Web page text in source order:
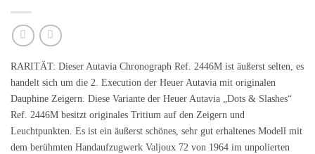
RARITÄT: Dieser Autavia Chronograph Ref. 2446M ist äußerst selten, es
handelt sich um die 2. Execution der Heuer Autavia mit originalen
Dauphine Zeigern. Diese Variante der Heuer Autavia
„Dots & Slashes“
Ref. 2446M besitzt originales Tritium auf den Zeigern und
Leuchtpunkten. Es ist ein äußerst schönes, sehr gut erhaltenes Modell mit
dem berühmten Handaufzugwerk Valjoux 72 von 1964 im unpolierten